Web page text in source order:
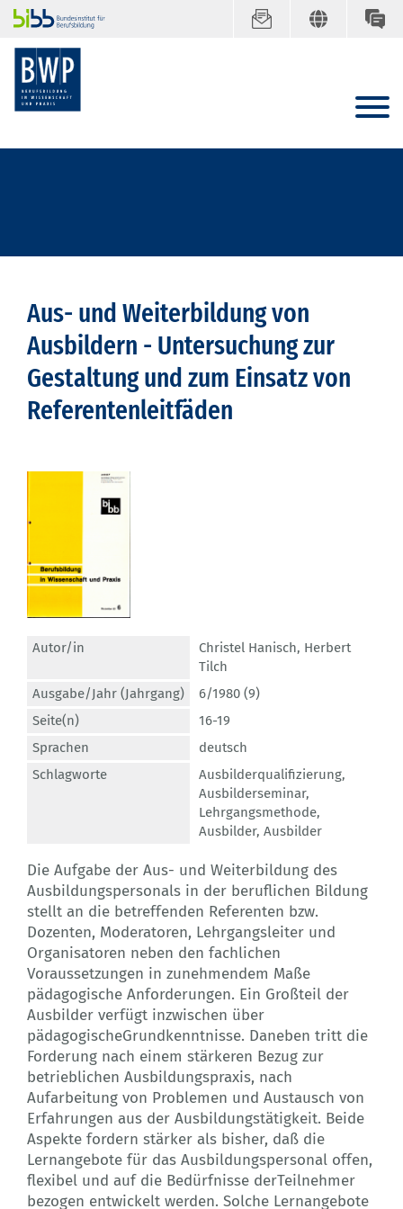
Aus- und Weiterbildung von
Ausbildern - Untersuchung zur
Gestaltung und zum Einsatz von
Referentenleitfäden
Autor/in Christel Hanisch, Herbert
Tilch
Ausgabe/Jahr (Jahrgang)
6/1980 (9)
Seite(n)
16-19
Sprachen
deutsch
Schlagworte
Ausbilderqualifizierung,
Ausbilderseminar,
Lehrgangsmethode,
Ausbilder, Ausbilder
Die Aufgabe der Aus- und Weiterbildung des
Ausbildungspersonals in der beruflichen Bildung
stellt an die betreffenden Referenten bzw.
Dozenten, Moderatoren, Lehrgangsleiter und
Organisatoren neben den fachlichen
Voraussetzungen in zunehmendem Maße
pädagogische Anforderungen. Ein Großteil der
Ausbilder verfügt inzwischen über
pädagogischeGrundkenntnisse. Daneben tritt die
Forderung nach einem stärkeren Bezug zur
betrieblichen Ausbildungspraxis, nach
Aufarbeitung von Problemen und Austausch von
Erfahrungen aus der Ausbildungstätigkeit. Beide
Aspekte fordern stärker als bisher, daß die
Lernangebote für das Ausbildungspersonal offen,
flexibel und auf die Bedürfnisse derTeilnehmer
bezogen entwickelt werden. Solche Lernangebote